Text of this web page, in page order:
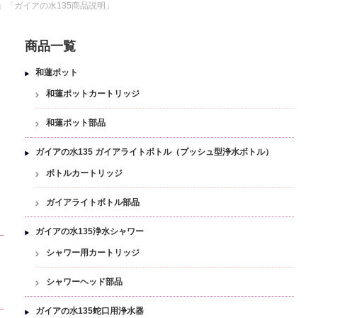
ガイアの水135商品説明」
商品一覧
和蓮ポット
和蓮ポットカートリッジ
和蓮ポット部品
ガイアの水135 ガイアライトボトル（プッシュ型浄水ボトル）
ボトルカートリッジ
ガイアライトボトル部品
ガイアの水135浄水シャワー
シャワー用カートリッジ
シャワーヘッド部品
ガイアの水135蛇口用浄水器